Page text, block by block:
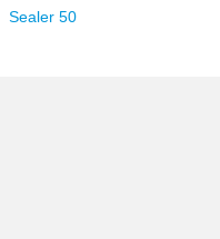
Sealer 50